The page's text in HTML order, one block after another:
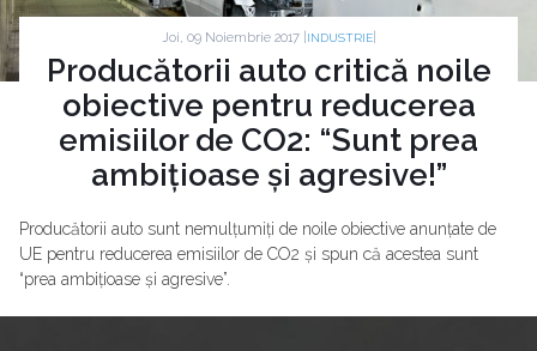
Joi, 09 Noiembrie 2017 | INDUSTRIE|
Producătorii auto critică noile
obiective pentru reducerea
emisiilor de CO2: “Sunt prea
ambițioase și agresive!”
Producătorii auto sunt nemulțumiți de noile obiective anunțate de
UE pentru reducerea emisiilor de CO2 și spun că acestea sunt
“prea ambițioase și agresive”.